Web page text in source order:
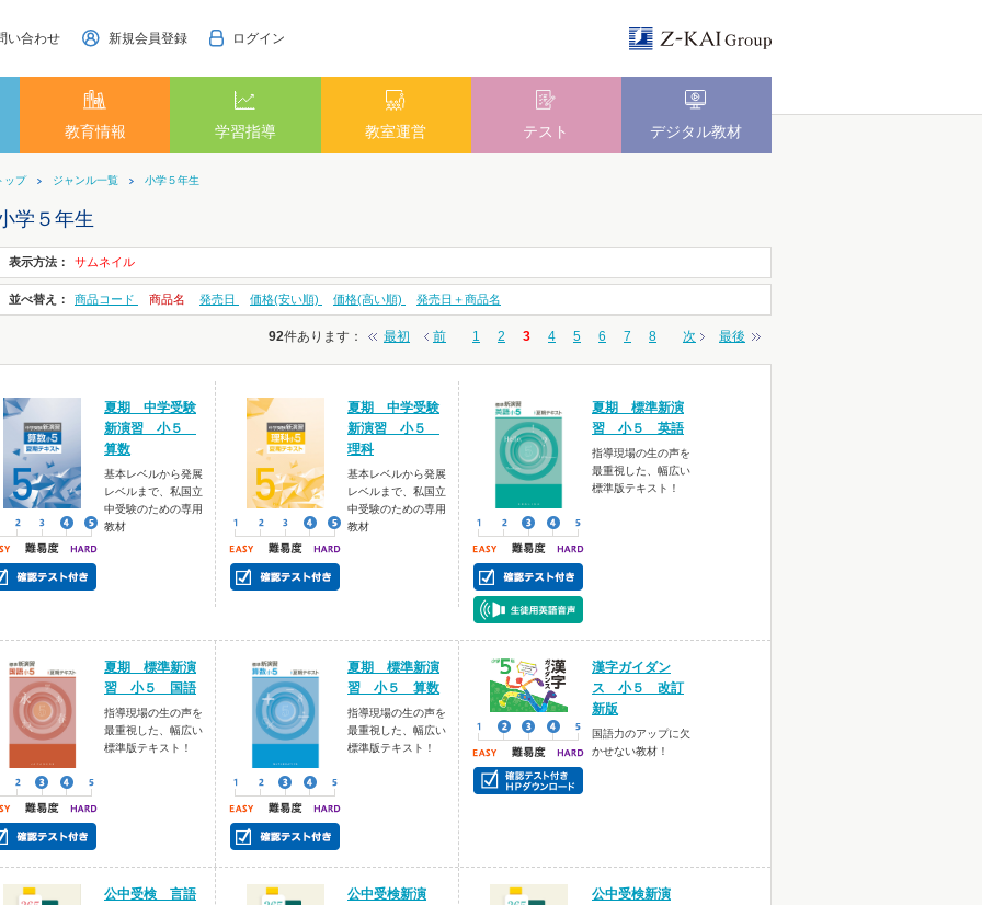
い合わせ 新規会員登録 ログイン
教育情報 学習指導 教室運営 テスト デジタル教材
ップ ジャンル一覧 小学５年生
学５年生
表示方法： サムネイル
並べ替え： 商品コード 商品名 発売日 価格(安い順) 価格(高い順) 発売日＋商品名
92件あります ： 最初 前 1 2 3 4 5 6 7 8 次 最後
夏期 中学受験
新演習 小５
算数
基本レベルから発展
レベルまで、私国立
中受験のための専用
教材
夏期 中学受験
新演習 小５
理科
基本レベルから発展
レベルまで、私国立
中受験のための専用
教材
夏期 標準新演
習 小５ 英語
指導現場の生の声を
最重視した、幅広い
標準版テキスト！
夏期 標準新演
習 小５ 国語
指導現場の生の声を
最重視した、幅広い
標準版テキスト！
夏期 標準新演
習 小５ 算数
指導現場の生の声を
最重視した、幅広い
標準版テキスト！
漢字ガイダン
ス 小５ 改訂
新版
国語力のアップに欠
かせない教材！
公中受検 言語
公中受検新演
公中受検新演